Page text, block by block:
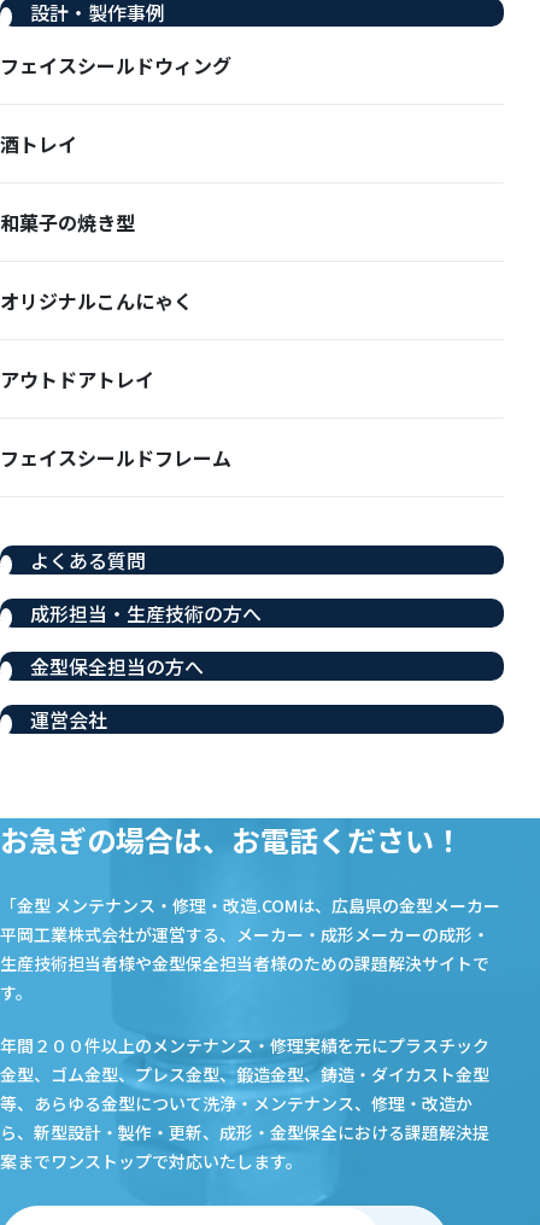
設計・製作事例
フェイスシールドウィング
酒トレイ
和菓子の焼き型
オリジナルこんにゃく
アウトドアトレイ
フェイスシールドフレーム
よくある質問
成形担当・生産技術の方へ
金型保全担当の方へ
運営会社
お急ぎの場合は、お電話ください！
「金型 メンテナンス・修理・改造.COMは、広島県の金型メーカー
平岡工業株式会社が運営する、メーカー・成形メーカーの成形・
生産技術担当者様や金型保全担当者様のための課題解決サイトで
す。
年間２００件以上のメンテナンス・修理実績を元にプラスチック
金型、ゴム金型、プレス金型、鍛造金型、鋳造・ダイカスト金型
等、あらゆる金型について洗浄・メンテナンス、修理・改造か
ら、新型設計・製作・更新、成形・金型保全における課題解決提
案までワンストップで対応いたします。